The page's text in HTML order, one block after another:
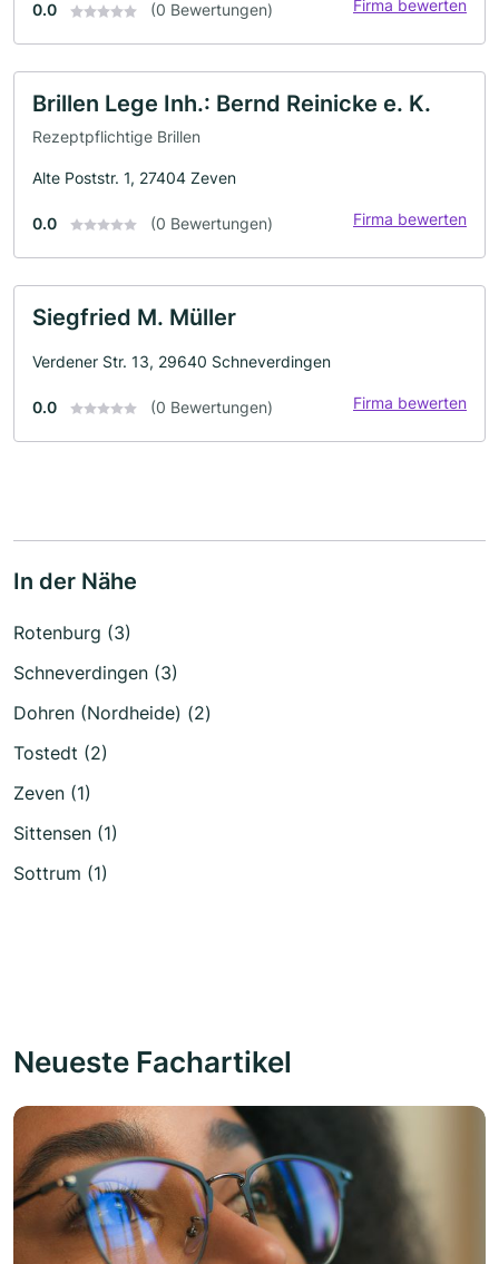
0.0 (0 Bewertungen) Firma bewerten
Brillen Lege Inh.: Bernd Reinicke e. K.
Rezeptpflichtige Brillen
Alte Poststr. 1, 27404 Zeven
0.0 (0 Bewertungen) Firma bewerten
Siegfried M. Müller
Verdener Str. 13, 29640 Schneverdingen
0.0 (0 Bewertungen) Firma bewerten
In der Nähe
Rotenburg (3)
Schneverdingen (3)
Dohren (Nordheide) (2)
Tostedt (2)
Zeven (1)
Sittensen (1)
Sottrum (1)
Neueste Fachartikel